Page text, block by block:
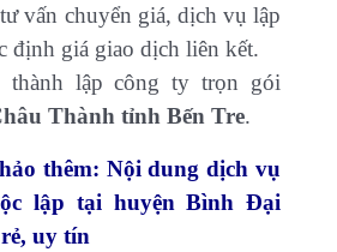
vấn chuyển giá, dịch vụ lập
định giá giao dịch liên kết.
thành lập công ty trọn gói
Thành tỉnh Bến Tre.
thêm: Nội dung dịch vụ
lập tại huyện Bình Đại
uy tín